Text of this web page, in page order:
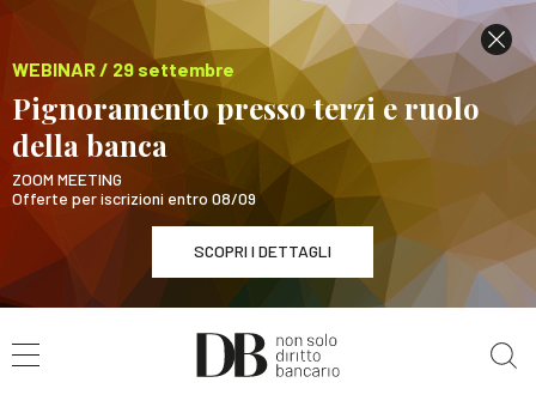
WEBINAR / 29 settembre
Pignoramento presso terzi e ruolo
della banca
ZOOM MEETING
Offerte per iscrizioni entro 08/09
SCOPRI I DETTAGLI
WEBINAR / 29 settembre
Pignoramento presso terzi e ruolo della banca